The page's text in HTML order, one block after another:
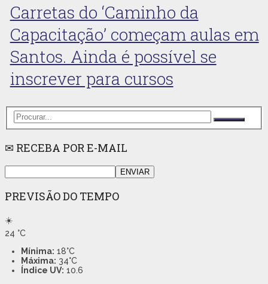
Carretas do ‘Caminho da
Capacitação’ começam aulas em
Santos. Ainda é possível se
inscrever para cursos
✉ RECEBA POR E-MAIL
PREVISÃO DO TEMPO
☀️
24 °C
Mínima: 18°C
Máxima: 34°C
Índice UV: 10.6